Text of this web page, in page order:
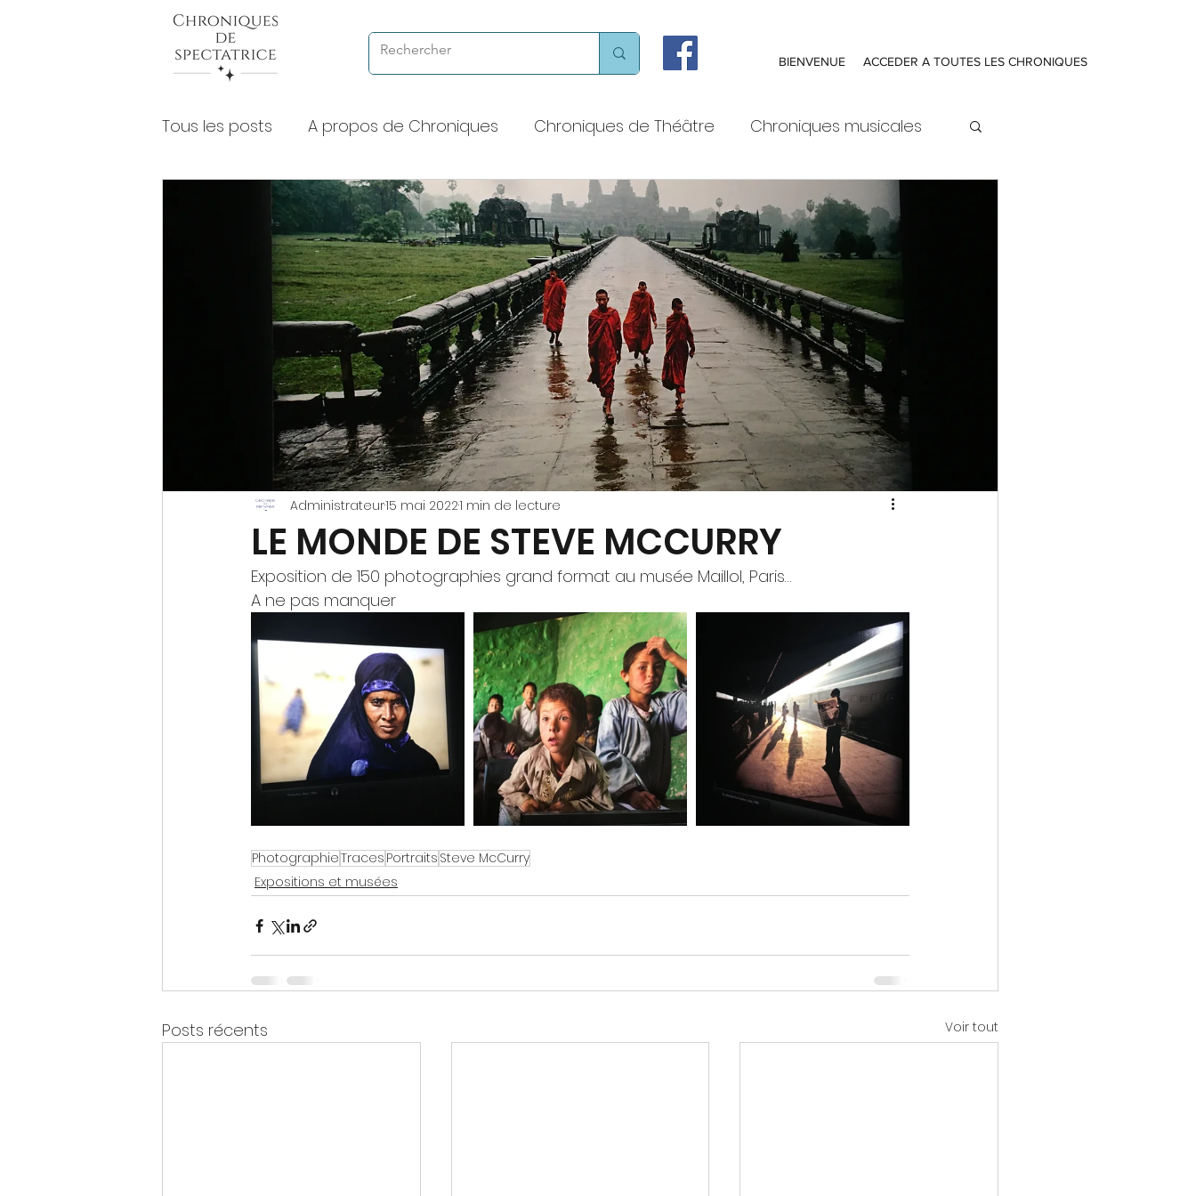
BIENVENUE ACCEDER A TOUTES LES CHRONIQUES
Tous les posts A propos de Chroniques Chroniques de Théâtre Chroniques musicales
Chroniques de lectures à voix haute Chroniques chorégraphiques
Expositions et musées Chroniques littéraires Théâtres et lieux de culture Actualités
LE MONDE DE STEVE MCCURRY
Administrateur15 mai 20221 min de lecture
Exposition de 150 photographies grand format au musée Maillol, Paris…
A ne pas manquer
PhotographieTraces Portraits Steve McCurry
Expositions et musées
Posts récents Voir tout